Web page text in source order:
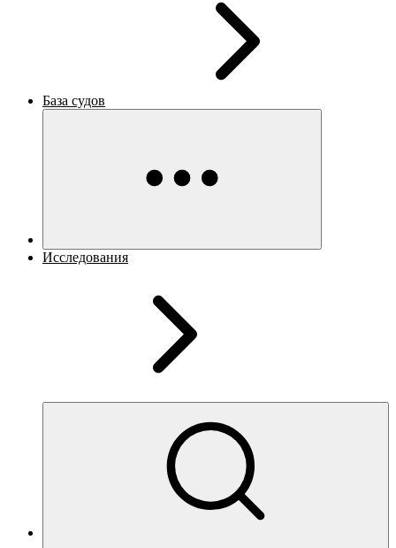
База судов
Исследования